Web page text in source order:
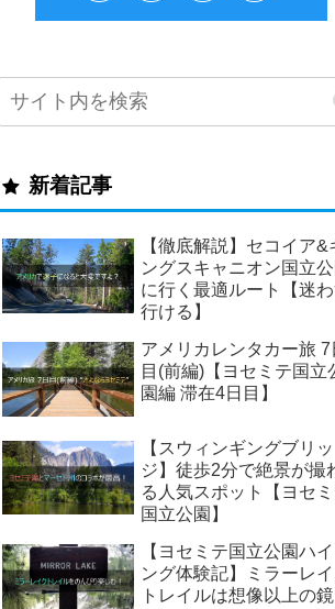
新着記事
【徹底解説】セコイア&
ングスキャニオン国立公
に行く最適ルート【迷
行ける】
アメリカレンタカー旅 7
目(前編)【ヨセミテ国立
園編 滞在4日目】
【スウィンギングブリッ
ジ】徒歩2分で絶景が撮
る人気スポット【ヨセ
国立公園】
【ヨセミテ国立公園ハ
ング体験記】ミラーレイ
トレイルは想像以上の